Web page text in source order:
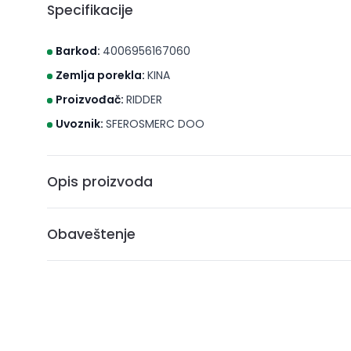
Specifikacije
Barkod: 4006956167060
Zemlja porekla: KINA
Proizvođač: RIDDER
Uvoznik: SFEROSMERC DOO
Opis proizvoda
Obaveštenje